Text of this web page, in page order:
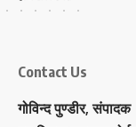
Contact Us
गोविन्द पुण्डीर, संपादक